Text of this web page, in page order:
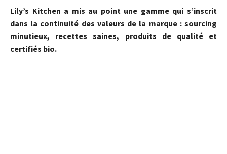
Lily’s Kitchen a mis au point une gamme qui s’inscrit
dans la continuité des valeurs de la marque : sourcing
minutieux, recettes saines, produits de qualité et
certifiés bio.